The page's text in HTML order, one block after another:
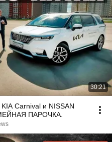
30:21
Carnival и NISSAN
ПАРОЧКА.